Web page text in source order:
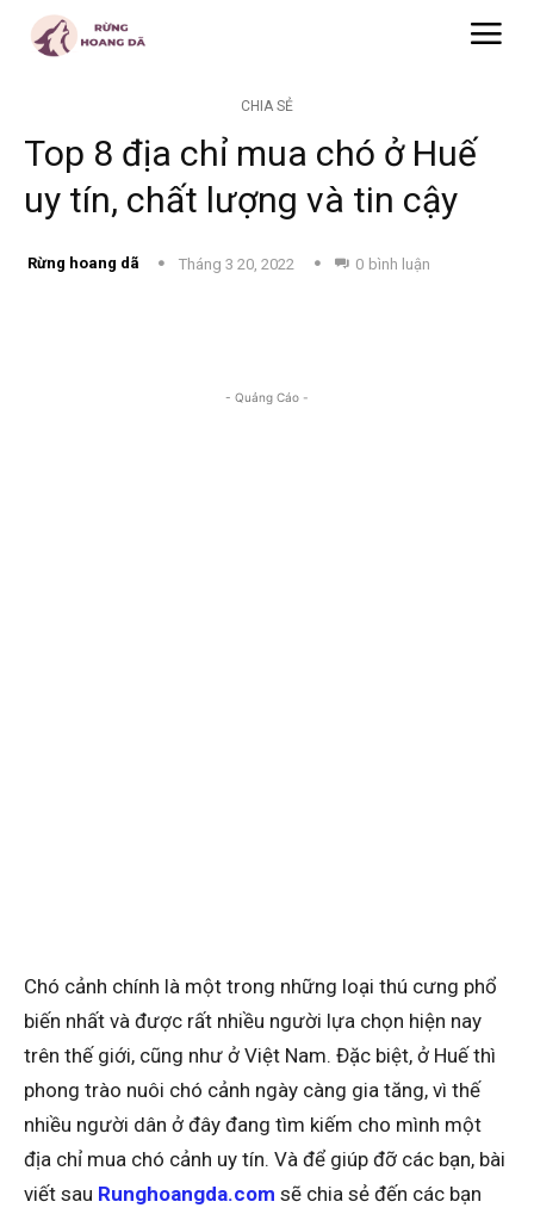
CHIA SẺ
Top 8 địa chỉ mua chó ở Huế
uy tín, chất lượng và tin cậy
Rừng hoang dã Tháng 3 20, 2022 0 bình luận
- Quảng Cáo -
Chó cảnh chính là một trong những loại thú cưng phổ
biến nhất và được rất nhiều người lựa chọn hiện nay
trên thế giới, cũng như ở Việt Nam. Đặc biệt, ở Huế thì
phong trào nuôi chó cảnh ngày càng gia tăng, vì thế
nhiều người dân ở đây đang tìm kiếm cho mình một
địa chỉ mua chó cảnh uy tín. Và để giúp đỡ các bạn, bài
viết sau Runghoangda.com sẽ chia sẻ đến các bạn